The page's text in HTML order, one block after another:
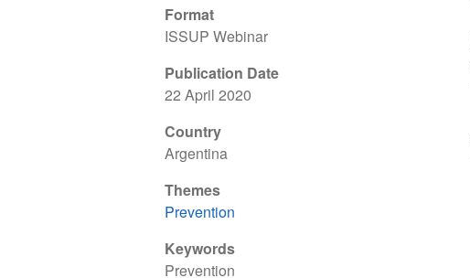
Format
ISSUP Webinar
Publication Date
22 April 2020
Country
Argentina
Themes
Prevention
Keywords
Prevention